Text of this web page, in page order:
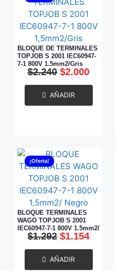
BLOQUE DE TERMINALES
TOPJOB S 2001 IEC60947-
7-1 800V 1,5mm2/Gris
$2.240 $2.000
AÑADIR
BLOQUE TERMINALES
WAGO TOPJOB S 2001
IEC60947-7-1 800V 1,5mm2/
Negro
¡Oferta!
$1.292 $1.154
AÑADIR